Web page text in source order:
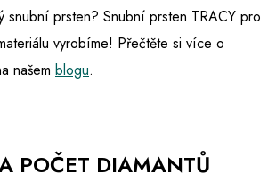
snubní prsten? Snubní prsten TRACY pro
vyrobíme! Přečtěte si více o
našem blogu.
POČET DIAMANTŮ